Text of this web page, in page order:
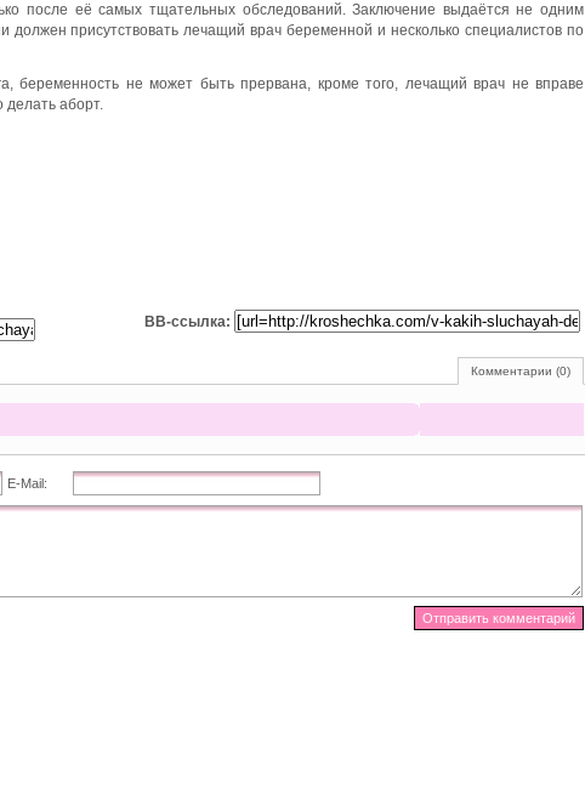
после её самых тщательных обследований. Заключение выдаётся не одним
должен присутствовать лечащий врач беременной и несколько специалистов по
беременность не может быть прервана, кроме того, лечащий врач не вправе
аборт.
BB-ссылка:
Комментарии (0)
E-Mail: